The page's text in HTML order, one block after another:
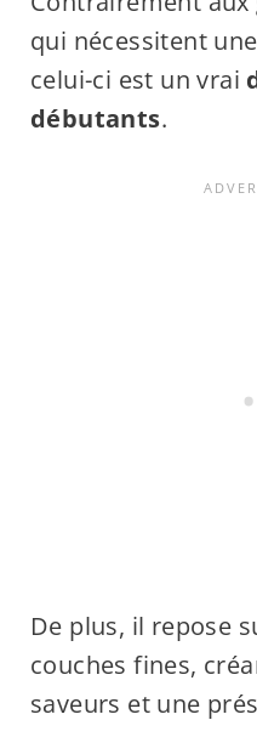
qui nécessitent
celui-ci est un vrai
débutants.
De plus, il repose
couches fines,
saveurs et une